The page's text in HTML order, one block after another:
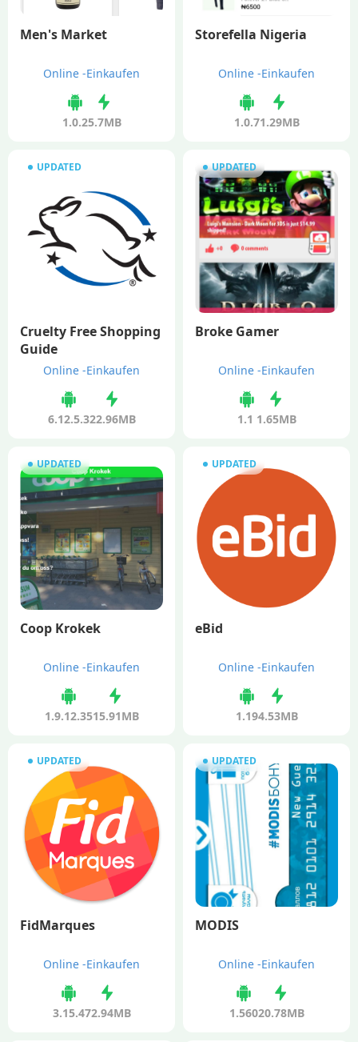
Men's Market
Online -Einkaufen
1.0.25.7MB
Storefella Nigeria
Online -Einkaufen
1.0.71.29MB
UPDATED
Cruelty Free Shopping
Guide
Online -Einkaufen
6.12.5.322.96MB
UPDATED
Broke Gamer
Online -Einkaufen
1.1 1.65MB
UPDATED
Coop Krokek
Online -Einkaufen
1.9.12.3515.91MB
UPDATED
eBid
Online -Einkaufen
1.194.53MB
UPDATED
FidMarques
Online -Einkaufen
3.15.472.94MB
UPDATED
MODIS
Online -Einkaufen
1.56020.78MB